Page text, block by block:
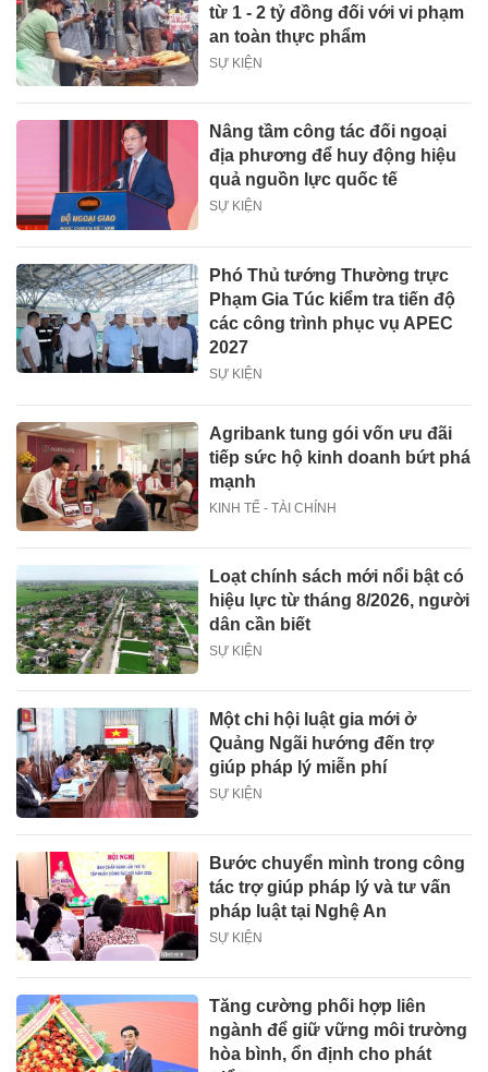
từ 1 - 2 tỷ đồng đối với vi phạm
an toàn thực phẩm
SỰ KIỆN
Nâng tầm công tác đối ngoại
địa phương để huy động hiệu
quả nguồn lực quốc tế
SỰ KIỆN
Phó Thủ tướng Thường trực
Phạm Gia Túc kiểm tra tiến độ
các công trình phục vụ APEC
2027
SỰ KIỆN
Agribank tung gói vốn ưu đãi
tiếp sức hộ kinh doanh bứt phá
mạnh
KINH TẾ - TÀI CHÍNH
Loạt chính sách mới nổi bật có
hiệu lực từ tháng 8/2026, người
dân cần biết
SỰ KIỆN
Một chi hội luật gia mới ở
Quảng Ngãi hướng đến trợ
giúp pháp lý miễn phí
SỰ KIỆN
Bước chuyển mình trong công
tác trợ giúp pháp lý và tư vấn
pháp luật tại Nghệ An
SỰ KIỆN
Tăng cường phối hợp liên
ngành để giữ vững môi trường
hòa bình, ổn định cho phát